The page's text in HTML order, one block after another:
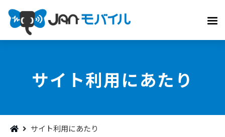
サイト利用にあたり
サイト利用にあたり